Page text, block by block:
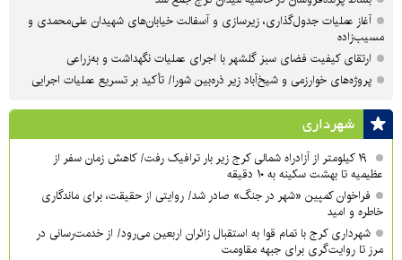
آغاز عملیات جدول‌گذاری، زیرسازی و آسفالت خیابان‌های شهیدان علی‌محمدی و
مسیب‌زاده
ارتقای کیفیت فضای سبز گلشهر با اجرای عملیات نگهداشت و به‌زراعی
پروژه‌های خوارزمی و شیخ‌آباد زیر ذره‌بین شورا/ تأکید بر تسریع عملیات اجرایی
شهرداری
۱۹ کیلومتر از آزادراه شمالی کرج زیر بار ترافیک رفت/ کاهش زمان سفر از
عظیمیه تا بهشت سکینه به ۱۰ دقیقه
فراخوان کمپین «شهر در جنگ» صادر شد/ روایتی از حقیقت، برای ماندگاری
خاطره و امید
شهرداری کرج با تمام قوا به استقبال زائران اربعین می‌رود/ از خدمت‌رسانی در
مرز تا روایت‌گری برای جبهه مقاومت